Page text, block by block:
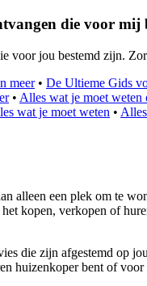
die voor mij
voor jou bestemd zijn.
meer• De Ultieme Gids
• Alles wat je moet
wat je moet weten •
alleen een plek om te
kopen, verkopen of
die zijn afgestemd op
huizenkoper bent of